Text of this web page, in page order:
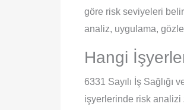
göre risk seviyeleri
analiz, uygulama,
Hangi
6331 Sayılı İş
işyerlerinde risk analizi